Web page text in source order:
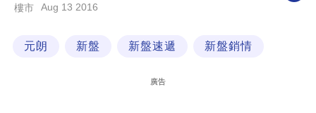
業
技
樓市 Aug 13 2016
元朗 新盤 新盤速遞 新盤銷情
廣告